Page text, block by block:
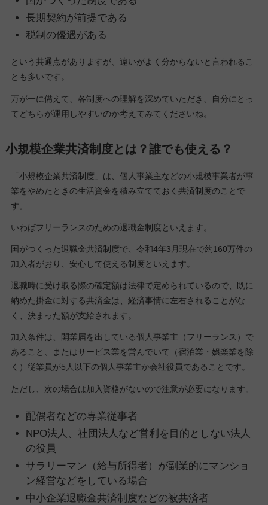
長期契約が前提である
税制の優遇がある
という共通点がありますが、違いがよく分からないと言われるこ
とも多いです。
万が一に備えて、各制度への理解を深めていただき、自分にとっ
てどちらが運用しやすいのか考えてみてくださいね。
小規模企業共済制度とは？誰でも使える？
「小規模企業共済制度」は、個人事業主などの小規模事業者が事
業をやめたときの生活資金を積み立てておく共済制度のことで
す。
いわばフリーランスのための退職金制度といえます。
国がつくった退職金共済制度で、令和4年3月現在で約160万件の
加入者がおり、安心して使える制度といえます。
退職時に受け取る際の確定額は法律で定められているので、既に
納めた掛金に対する共済金は、経済事情に左右されることがな
く、決まった額が支給されます。
加入条件は、開業届を出している個人事業主（フリーランス）で
あること、またはサービス業を営んでいて（宿泊業・娯楽業を除
く）従業員が5人以下の個人事業主か会社役員であることです。
ただし、次の場合は加入資格がないので注意が必要になります。
配偶者などの専業従事者
NPO法人、社団法人など営利を目的としない法人
の役員
サラリーマン（給与所得者）が副業的にマンショ
ン経営などをしている場合
中小企業退職金共済制度などの被共済者